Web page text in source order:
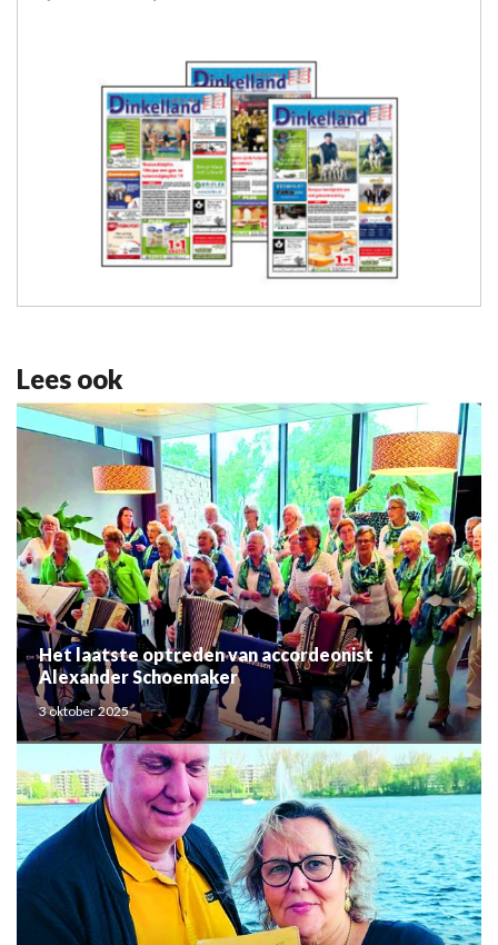
Lees ook
Het laatste optreden van accordeonist
Alexander Schoemaker
3 oktober 2025